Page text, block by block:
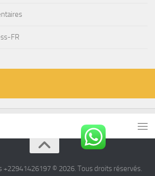
FR
+22941426197 © 2026. Tous droits réservés.